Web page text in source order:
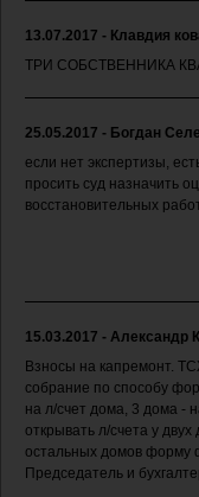
13.07.2017 - Клавдия
ТРИ СОБСТВЕННИКА
25.05.2017 - Богдан
если нет экспертизы,
просить суд назначить
восстановительных
15.03.2017 - Александр
Взносы на капремонт.
собрание по способу
на л/счет дома, 3 дома -
открывать л/счета у
остальных домов форму
Председатель и